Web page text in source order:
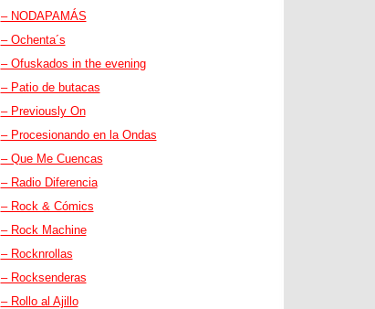
– NODAPAMÁS
– Ochenta´s
– Ofuskados in the evening
– Patio de butacas
– Previously On
– Procesionando en la Ondas
– Que Me Cuencas
– Radio Diferencia
– Rock & Cómics
– Rock Machine
– Rocknrollas
– Rocksenderas
– Rollo al Ajillo